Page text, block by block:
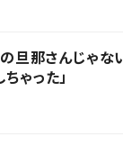
旦那さんじゃな
ゃった」